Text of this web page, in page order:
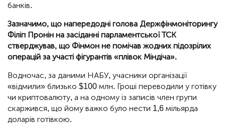
банків.
Зазначимо, що напередодні голова Держфінмоніторингу
Філіп Пронін на засіданні парламентської ТСК
стверджував, що Фінмон не помічав жодних підозрілих
операцій за участі фігурантів «плівок Міндіча».
Водночас, за даними НАБУ, учасники організації
«відмили» близько $100 млн. Гроші переводили у готівку
чи криптовалюту, а на одному із записів член групи
скаржився, що йому важко було нести 1,6 мільярда
доларів готівкою.